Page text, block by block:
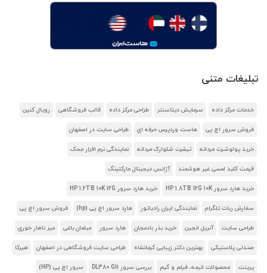
تبلیغات متنی
خدمات مرکز داده سرمایش دیتاسنتر طراحی مرکز داده قالب فروشگاهی رویال کنین
فروش سرور اچ پی هاست وردپرس حرفه ای طراحی سایت در اصفهان
خرید پولوشرت مردانه تیشرت شلوارک مردانه نمایندگی نرم افزار محک
قیمت کلید لمسی غیر هوشمند آژانس دیجیتال مارکتینگ
خرید هارد سرور HP 1.8TB 12G 10K خرید هارد سرور HP 1.2TB 10K 12G
سفارش ربات تلگرام نمایندگی ایران رادیاتور هارد سرور اچ پی (hp) فروش سرور اچ پی
طراحی سایت آنریل انجین خرید بذر بادمجان هارد سرور مبلمان باغی میز ناهار خوری
صندلی پلاستیکی بهترین دکتر زیبایی کرمانشاه طراحی سایت فروشگاهی در اصفهان هیرکا
پرینت محصولات انیمه، فیلم و گیم بررسی سرور DL380 G11 سرور اچ پی (HP)